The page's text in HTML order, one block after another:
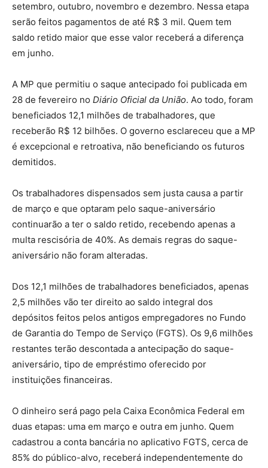
setembro, outubro, novembro e dezembro. Nessa etapa
serão feitos pagamentos de até R$ 3 mil. Quem tem
saldo retido maior que esse valor receberá a diferença
em junho.
A MP que permitiu o saque antecipado foi publicada em
28 de fevereiro no Diário Oficial da União. Ao todo, foram
beneficiados 12,1 milhões de trabalhadores, que
receberão R$ 12 bilhões. O governo esclareceu que a MP
é excepcional e retroativa, não beneficiando os futuros
demitidos.
Os trabalhadores dispensados sem justa causa a partir
de março e que optaram pelo saque-aniversário
continuarão a ter o saldo retido, recebendo apenas a
multa rescisória de 40%. As demais regras do saque-
aniversário não foram alteradas.
Dos 12,1 milhões de trabalhadores beneficiados, apenas
2,5 milhões vão ter direito ao saldo integral dos
depósitos feitos pelos antigos empregadores no Fundo
de Garantia do Tempo de Serviço (FGTS). Os 9,6 milhões
restantes terão descontada a antecipação do saque-
aniversário, tipo de empréstimo oferecido por
instituições financeiras.
O dinheiro será pago pela Caixa Econômica Federal em
duas etapas: uma em março e outra em junho. Quem
cadastrou a conta bancária no aplicativo FGTS, cerca de
85% do público-alvo, receberá independentemente do